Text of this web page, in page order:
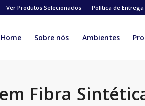
Ver Produtos Selecionados Política de Entrega
Home Sobre nós Ambientes
Fibra